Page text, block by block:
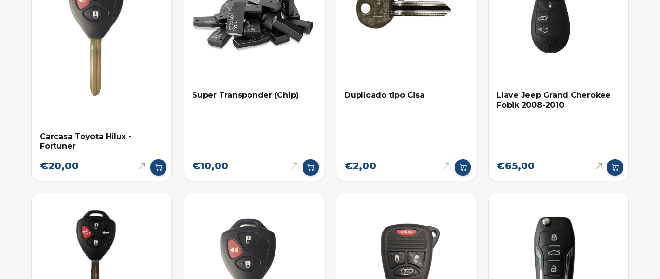
Carcasa Toyota Hilux -
Fortuner
€20,00
Super Transponder (Chip)
€10,00
Duplicado tipo Cisa
€2,00
Llave Jeep Grand Cherokee
Fobik 2008-2010
€65,00